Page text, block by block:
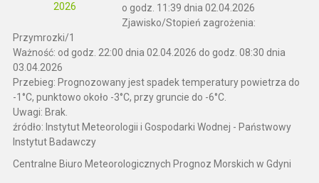
o godz. 11:39 dnia 02.04.2026
Zjawisko/Stopień zagrożenia:
Przymrozki/1
Ważność: od godz. 22:00 dnia 02.04.2026 do godz. 08:30 dnia
03.04.2026
Przebieg: Prognozowany jest spadek temperatury powietrza do
-1°C, punktowo około -3°C, przy gruncie do -6°C.
Uwagi: Brak.
źródło: Instytut Meteorologii i Gospodarki Wodnej - Państwowy
Instytut Badawczy
Centralne Biuro Meteorologicznych Prognoz Morskich w Gdyni